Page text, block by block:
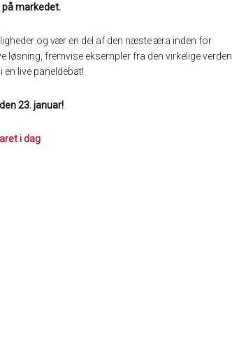
markedet.
og vær en del af den næste æra inden for
løsning, fremvise eksempler fra den virkelige verden
live paneldebat!
23. januar!
i dag